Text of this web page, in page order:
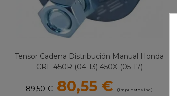
Tensor Cadena Distribución Manual Honda
CRF 450R (04-13) 450X (05-17)
89,50 € 80,55 € (impuestos inc.)